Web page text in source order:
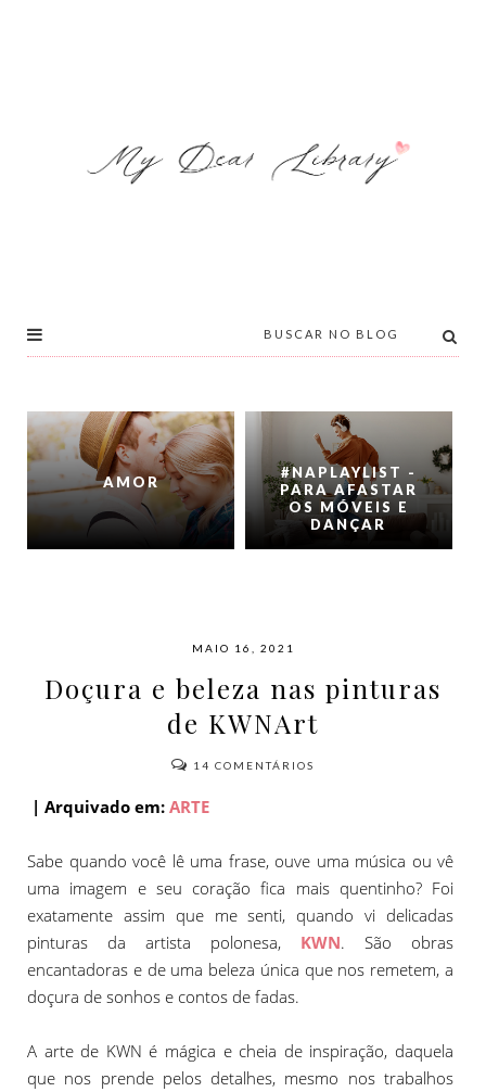
AMOR
#NAPLAYLIST -
PARA AFASTAR
OS MÓVEIS E
DANÇAR
MAIO 16, 2021
Doçura e beleza nas pinturas
de KWNArt
14 COMENTÁRIOS
| Arquivado em: ARTE
Sabe quando você lê uma frase, ouve uma música ou vê
uma imagem e seu coração fica mais quentinho? Foi
exatamente assim que me senti, quando vi delicadas
pinturas da artista polonesa, KWN. São obras
encantadoras e de uma beleza única que nos remetem, a
doçura de sonhos e contos de fadas.
A arte de KWN é mágica e cheia de inspiração, daquela
que nos prende pelos detalhes, mesmo nos trabalhos